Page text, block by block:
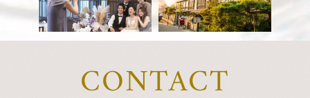
CONTACT